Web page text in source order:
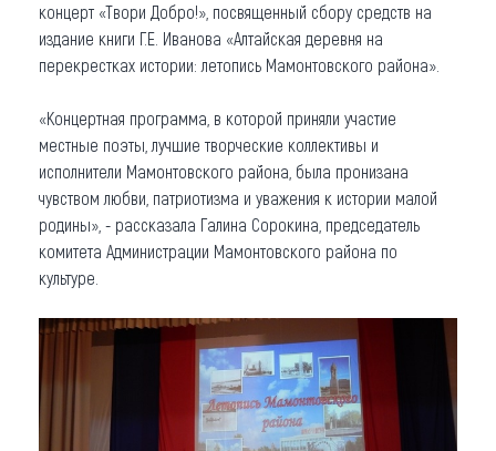
концерт «Твори Добро!», посвященный сбору средств на
издание книги Г.Е. Иванова «Алтайская деревня на
перекрестках истории: летопись Мамонтовского района».
«Концертная программа, в которой приняли участие
местные поэты, лучшие творческие коллективы и
исполнители Мамонтовского района, была пронизана
чувством любви, патриотизма и уважения к истории малой
родины», - рассказала Галина Сорокина, председатель
комитета Администрации Мамонтовского района по
культуре.